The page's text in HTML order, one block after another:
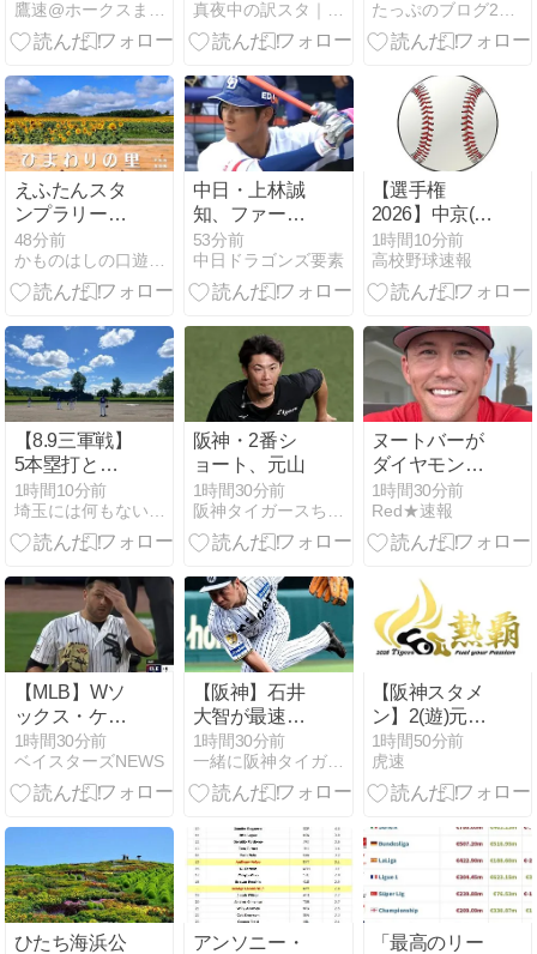
ｗｗｗ
まる？ハリ
ー・ケインは
獲得に値する
か？評価を巡
り賛否【海外
の反応】
ス
えふたんスタ
ンプラリー〜
沼田町・雨竜
町〜
48分前
中日・上林誠
知、ファーム
今季第2号ホ
ームランを放
ったことにつ
53分前
中日ドラゴンズ要素
【選手権
2026】中京(岐
阜)×霞ヶ浦(茨
城)【1回戦】
1時間10分前
高校野球速報
【8.9三軍戦】
5本塁打と打
線爆発！
1時間10分前
埼玉には何もない。@埼玉西武ライオンズブログ
阪神・2番シ
ョート、元山
1時間30分前
阪神タイガースちゃんねる
ヌートバーが
ダイヤモンド
バックスへ電
撃移籍！トレ
ード期限最終
だ驚きのニュ
ースと新天地
での期待
1時間30分前
Red★速報
【MLB】Wソ
ックス・ケ
イ、6回2失点
で9勝目！ケ
イを救う村上
変わり逆転勝
ち
1時間30分前
ベイスターズNEWS
【阪神】石井
大智が最速
150キロで“実
績組”を圧倒！
11日2軍戦で
確実な理由
と、気になる
「1軍昇格のX
デー」
1時間30分前
一緒に阪神タイガースを応援しよう！
【阪神スタメ
ン】2(遊)元山
7(二)高寺 vs中
日 2026/08/09
1時間50分前
虎速
ひたち海浜公
アンソニー・
「最高のリー